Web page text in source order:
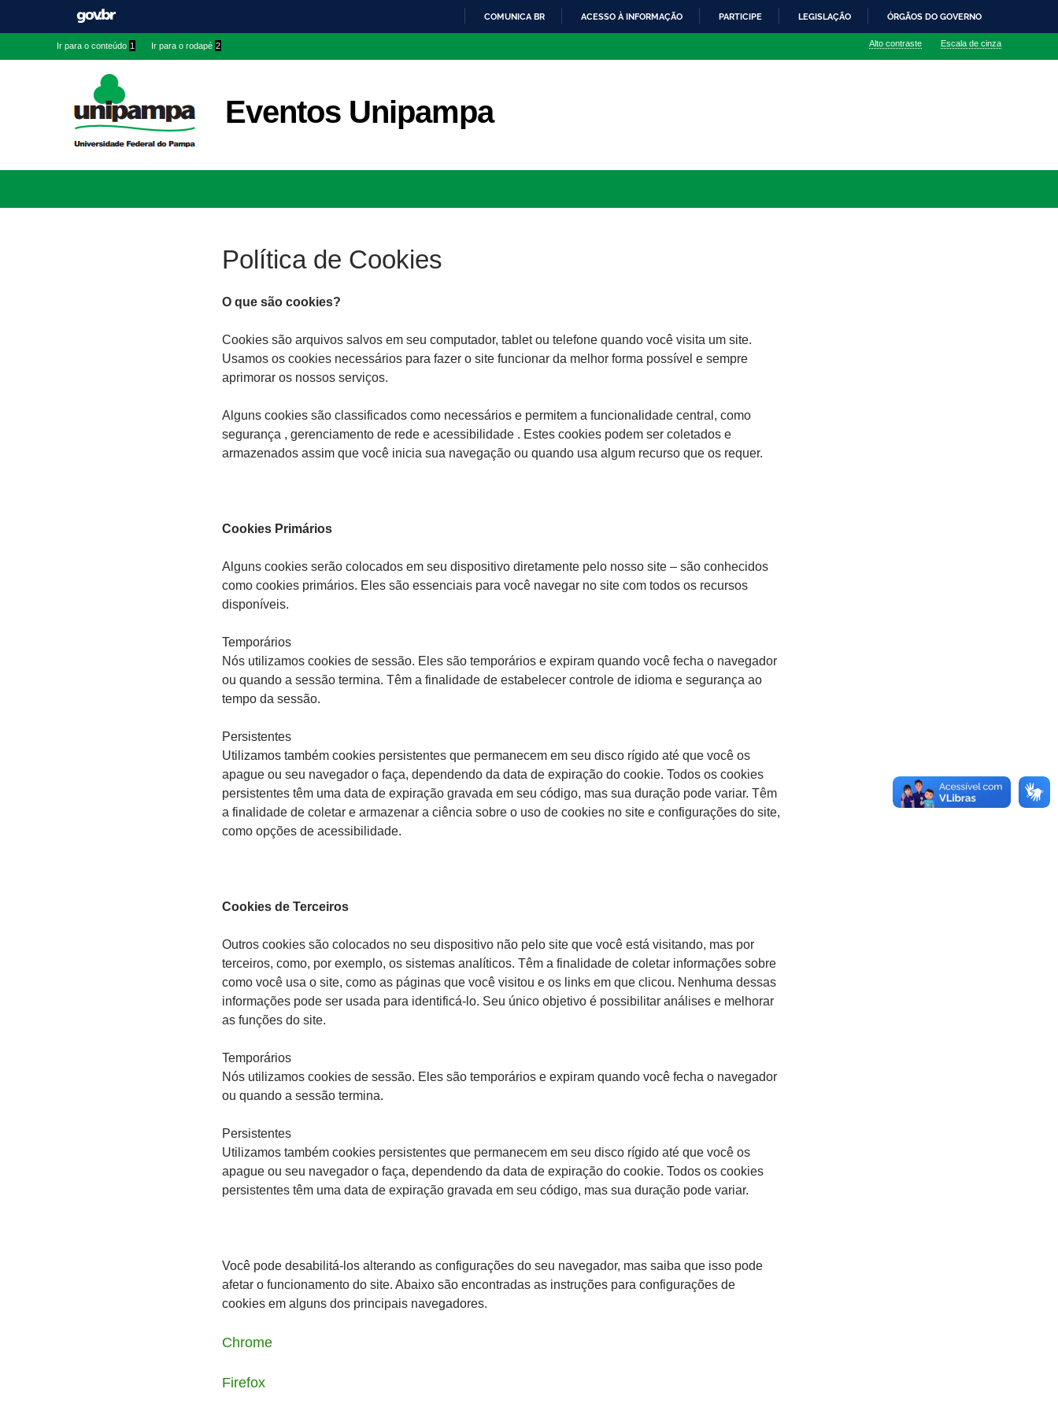
O
COMUNICA BR ACESSO À INFORMAÇÃO PARTICIPE LEGISLAÇÃO ÓRGÃOS DO GOVERNO
para
para
para
Ir para o conteúdo 1 Ir para o rodapé 2 Alto contraste Escala de cinza
Eventos Unipampa
Política de Cookies
O que são cookies?
Cookies são arquivos salvos em seu computador, tablet ou telefone quando você visita um site.
Usamos os cookies necessários para fazer o site funcionar da melhor forma possível e sempre
aprimorar os nossos serviços.
Alguns cookies são classificados como necessários e permitem a funcionalidade central, como
segurança , gerenciamento de rede e acessibilidade . Estes cookies podem ser coletados e
armazenados assim que você inicia sua navegação ou quando usa algum recurso que os requer.
Cookies Primários
Alguns cookies serão colocados em seu dispositivo diretamente pelo nosso site – são conhecidos
como cookies primários. Eles são essenciais para você navegar no site com todos os recursos
disponíveis.
Temporários
Nós utilizamos cookies de sessão. Eles são temporários e expiram quando você fecha o navegador
ou quando a sessão termina. Têm a finalidade de estabelecer controle de idioma e segurança ao
tempo da sessão.
Persistentes
Utilizamos também cookies persistentes que permanecem em seu disco rígido até que você os
apague ou seu navegador o faça, dependendo da data de expiração do cookie. Todos os cookies
persistentes têm uma data de expiração gravada em seu código, mas sua duração pode variar. Têm
a finalidade de coletar e armazenar a ciência sobre o uso de cookies no site e configurações do site,
como opções de acessibilidade.
Cookies de Terceiros
Outros cookies são colocados no seu dispositivo não pelo site que você está visitando, mas por
terceiros, como, por exemplo, os sistemas analíticos. Têm a finalidade de coletar informações sobre
como você usa o site, como as páginas que você visitou e os links em que clicou. Nenhuma dessas
informações pode ser usada para identificá-lo. Seu único objetivo é possibilitar análises e melhorar
as funções do site.
Temporários
Nós utilizamos cookies de sessão. Eles são temporários e expiram quando você fecha o navegador
ou quando a sessão termina.
Persistentes
Utilizamos também cookies persistentes que permanecem em seu disco rígido até que você os
apague ou seu navegador o faça, dependendo da data de expiração do cookie. Todos os cookies
persistentes têm uma data de expiração gravada em seu código, mas sua duração pode variar.
Você pode desabilitá-los alterando as configurações do seu navegador, mas saiba que isso pode
afetar o funcionamento do site. Abaixo são encontradas as instruções para configurações de
cookies em alguns dos principais navegadores.
Chrome
Firefox